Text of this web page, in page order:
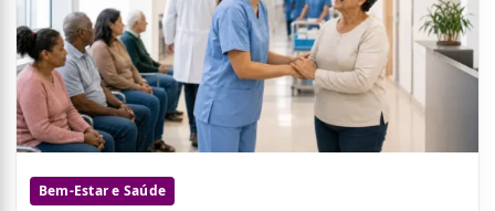
Bem-Estar e Saúde